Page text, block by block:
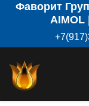
Фаворит
AIMOL